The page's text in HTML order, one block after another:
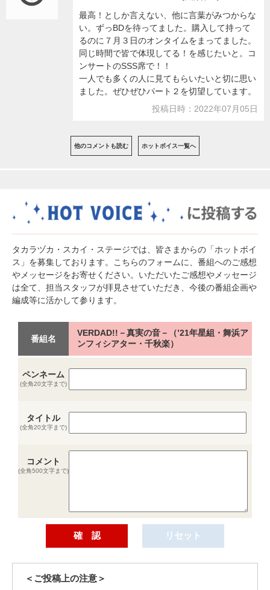
最高！としか言えない、他に言葉がみつからな
い。ずっBDを待ってました。購入して持って
るのに７月３日のオンタイムをまってました。
同じ時間で皆で体現してる！を感じたいと。コ
ンサートのSSS席で！！
一人でも多くの人に見てもらいたいと切に思い
ました。ぜひぜひパート２を切望しています。
投稿日時：2022年07月05日
他のコメントも読む ホットボイス一覧へ
タカラヅカ・スカイ・ステージでは、皆さまからの「ホットボイ
ス」を募集しております。こちらのフォームに、番組へのご感想
やメッセージをお寄せください。いただいたご感想やメッセージ
は全て、担当スタッフが拝見させていただき、今後の番組企画や
編成等に活かして参ります。
番組名
VERDAD!!－真実の音－（’21年星組・舞浜ア
ンフィシアター・千秋楽）
ペンネーム
(全角20文字まで)
タイトル
(全角20文字まで)
コメント
(全角500文字まで)
＜ご投稿上の注意＞